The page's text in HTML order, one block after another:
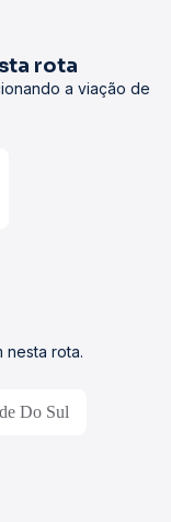
rota
a viação de
nesta rota.
Do Sul